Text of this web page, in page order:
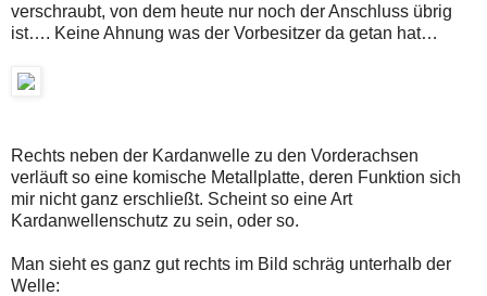
verschraubt, von dem heute nur noch der Anschluss übrig
ist…. Keine Ahnung was der Vorbesitzer da getan hat…
Rechts neben der Kardanwelle zu den Vorderachsen
verläuft so eine komische Metallplatte, deren Funktion sich
mir nicht ganz erschließt. Scheint so eine Art
Kardanwellenschutz zu sein, oder so.
Man sieht es ganz gut rechts im Bild schräg unterhalb der
Welle: